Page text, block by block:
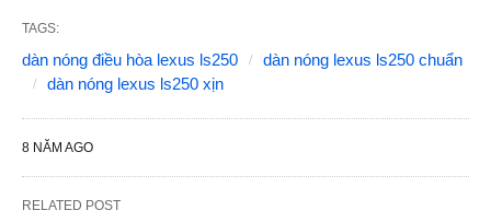
TAGS:
dàn nóng điều hòa lexus ls250
dàn nóng lexus ls250 chuẩn
dàn nóng lexus ls250 xịn
8 NĂM AGO
RELATED POST